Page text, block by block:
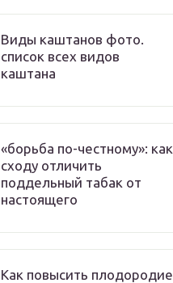
Виды каштанов фото.
список всех видов
каштана
«борьба по-честному»: как
сходу отличить
поддельный табак от
настоящего
Как повысить плодородие